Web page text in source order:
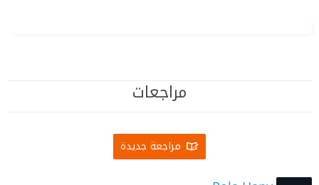
مراجعات
مراجعة جديدة